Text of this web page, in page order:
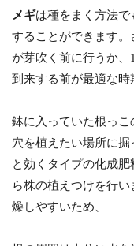
メギは種をまく方法
することができます
が芽吹く前に行うか
到来する前が最適な時
鉢に入っていた根っ
穴を植えたい場所に
と効くタイプの化成
ら株の植えつけを行
燥しやすいため、